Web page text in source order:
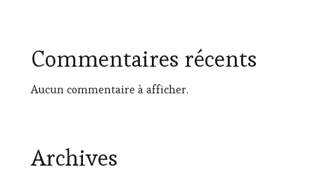
Commentaires récents
Aucun commentaire à afficher.
Archives